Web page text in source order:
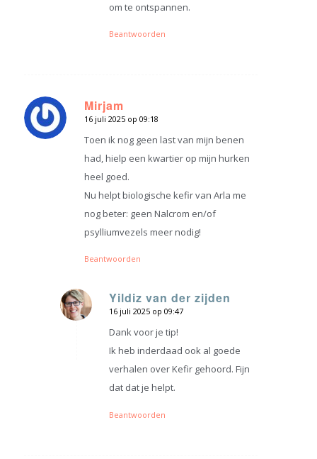
om te ontspannen.
Beantwoorden
Mirjam
zegt:
16 juli 2025 op 09:18
Toen ik nog geen last van mijn benen
had, hielp een kwartier op mijn hurken
heel goed.
Nu helpt biologische kefir van Arla me
nog beter: geen Nalcrom en/of
psylliumvezels meer nodig!
Beantwoorden
Yildiz van der zijden
zegt:
16 juli 2025 op 09:47
Dank voor je tip!
Ik heb inderdaad ook al goede
verhalen over Kefir gehoord. Fijn
dat dat je helpt.
Beantwoorden